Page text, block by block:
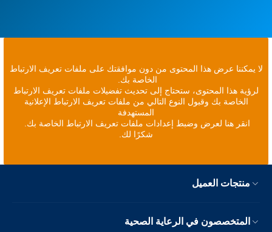
لا يمكننا عرض هذا المحتوى من دون موافقتك على ملفات تعريف الارتباط
الخاصة بك.
لرؤية هذا المحتوى، ستحتاج إلى تحديث تفضيلات ملفات تعريف الارتباط
الخاصة بك وقبول النوع التالي من ملفات تعريف الارتباط الإعلانية
المستهدفة
انقر هنا لعرض وضبط إعدادات ملفات تعريف الارتباط الخاصة بك.
شكرًا لك.
منتجات العميل
المتخصصون في الرعاية الصحية